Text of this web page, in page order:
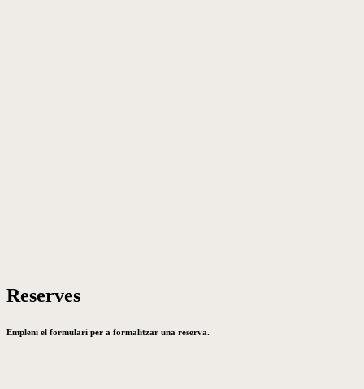
Reserves
Empleni el formulari per a formalitzar una reserva.